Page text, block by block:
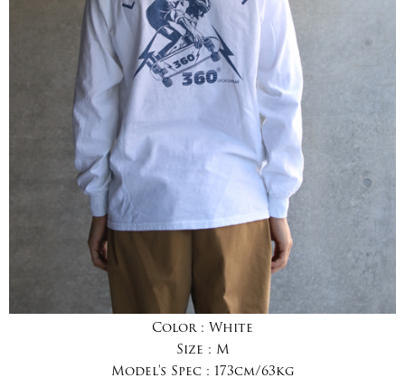
Color : White
Size : M
Model's Spec : 173cm/63kg